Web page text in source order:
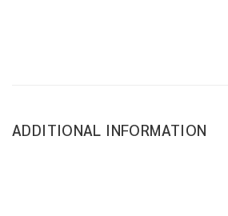
ADDITIONAL INFORMATION